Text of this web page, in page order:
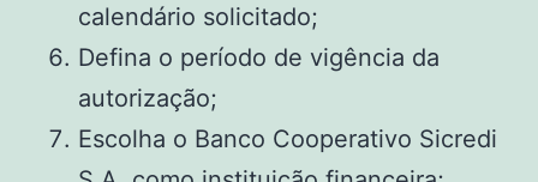
calendário solicitado;
Defina o período de vigência da
autorização;
Escolha o Banco Cooperativo Sicredi